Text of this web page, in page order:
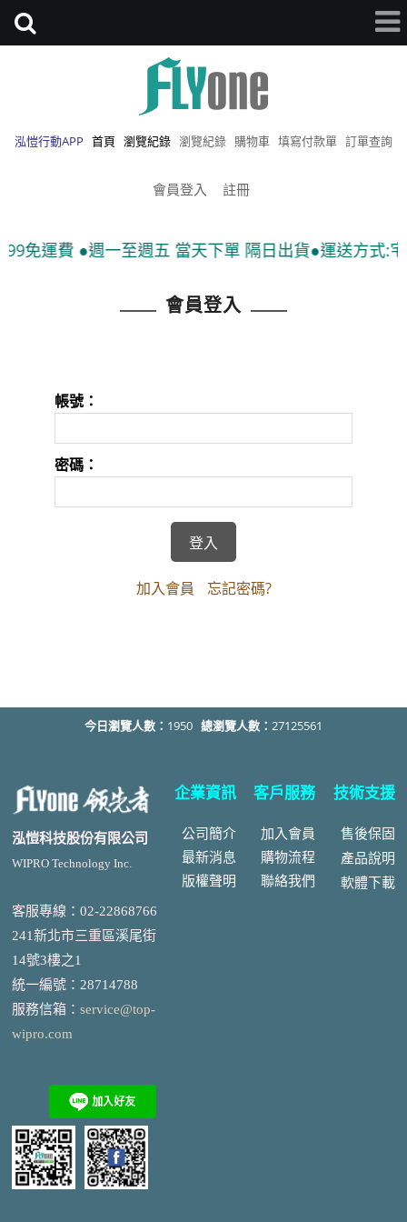
泓愷行動APP 首頁 瀏覽紀錄 瀏覽紀錄 購物車 填寫付款單 訂單查詢
會員登入 註冊
免運費 ●週一至週五 當天下單 隔日出貨●運送方式:
會員登入
帳號：
密碼：
加入會員 忘記密碼?
今日瀏覽人數： 1950 總瀏覽人數： 27125561
泓愷科技股份有限公司
WIPRO Technology Inc.
客服專線：02-22868766
241新北市三重區溪尾街
14號3樓之1
統一編號 ： 28714788
服務信箱： service@top-
wipro.com
企業資訊
公司簡介
最新消息
版權聲明
客戶服務
加入會員
購物流程
聯絡我們
技術支援
售後保固
產品說明
軟體下載